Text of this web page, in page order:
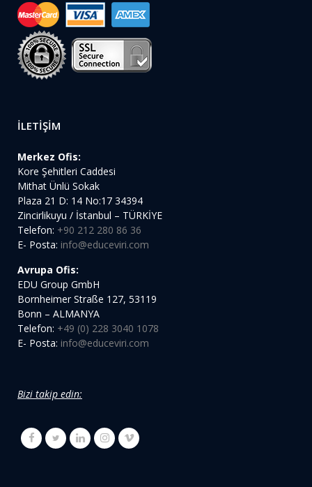
İLETİŞİM
Merkez Ofis:
Kore Şehitleri Caddesi
Mithat Ünlü Sokak
Plaza 21 D: 14 No:17 34394
Zincirlikuyu / İstanbul – TÜRKİYE
Telefon: +90 212 280 86 36
E- Posta: info@educeviri.com
Avrupa Ofis:
EDU Group GmbH
Bornheimer Straße 127, 53119
Bonn – ALMANYA
Telefon: +49 (0) 228 3040 1078
E- Posta: info@educeviri.com
Bizi takip edin: